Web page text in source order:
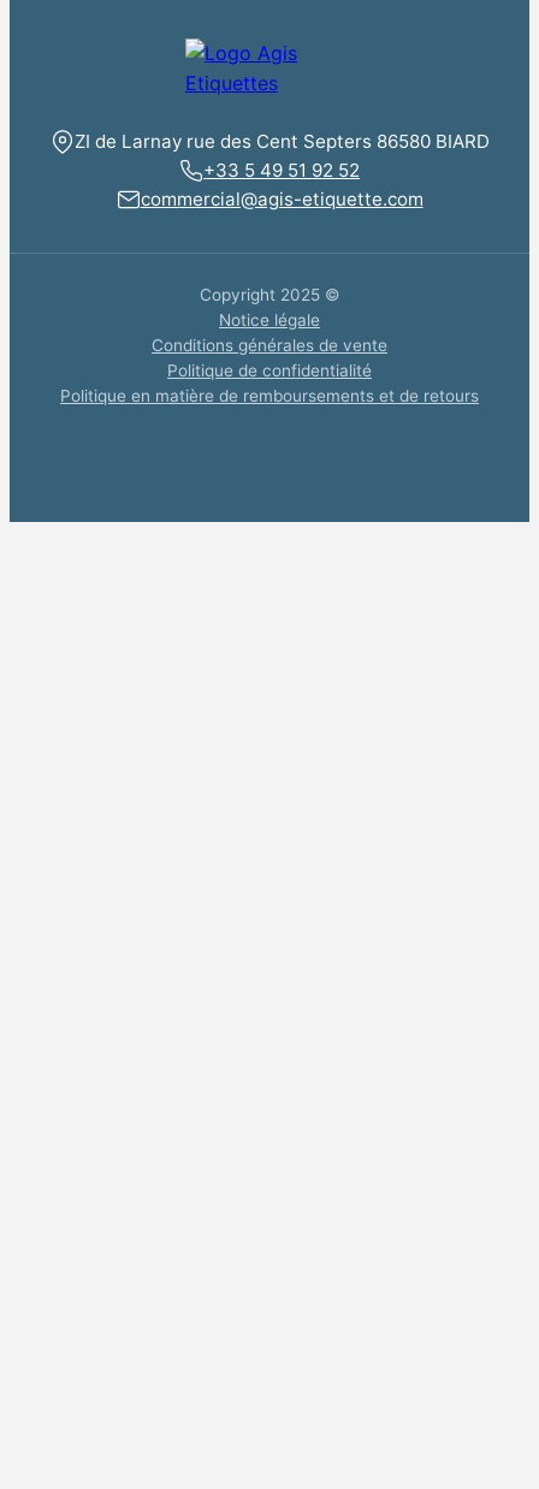
ZI de Larnay rue des Cent Septers 86580 BIARD
+33 5 49 51 92 52
commercial@agis-etiquette.com
Copyright 2025 ©
Notice légale
Conditions générales de vente
Politique de confidentialité
Politique en matière de remboursements et de retours